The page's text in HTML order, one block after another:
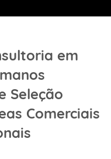
em
Seleção
Comerciais